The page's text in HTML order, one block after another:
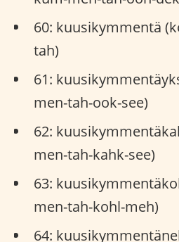
60: kuusikymmentä
tah)
61:
men-tah-ook-see)
62:
men-tah-kahk-see)
63:
men-tah-kohl-meh)
64: